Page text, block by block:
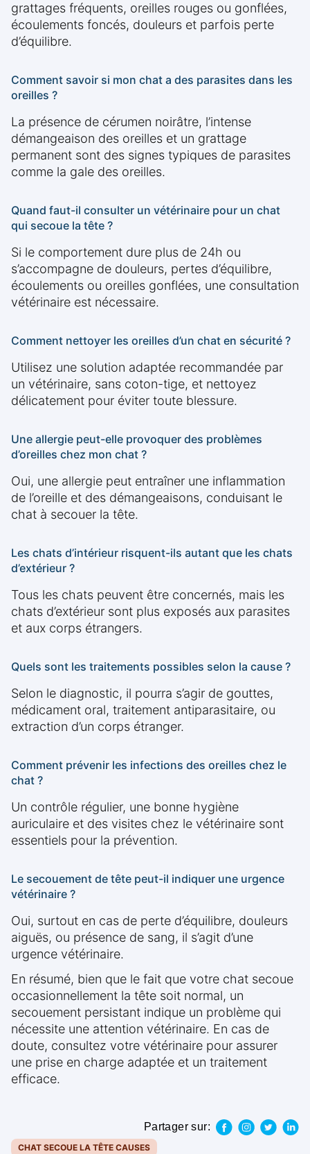
grattages fréquents, oreilles rouges ou gonflées,
écoulements foncés, douleurs et parfois perte
d’équilibre.
Comment savoir si mon chat a des parasites dans les
oreilles ?
La présence de cérumen noirâtre, l’intense
démangeaison des oreilles et un grattage
permanent sont des signes typiques de parasites
comme la gale des oreilles.
Quand faut-il consulter un vétérinaire pour un chat
qui secoue la tête ?
Si le comportement dure plus de 24h ou
s’accompagne de douleurs, pertes d’équilibre,
écoulements ou oreilles gonflées, une consultation
vétérinaire est nécessaire.
Comment nettoyer les oreilles d’un chat en sécurité ?
Utilisez une solution adaptée recommandée par
un vétérinaire, sans coton-tige, et nettoyez
délicatement pour éviter toute blessure.
Une allergie peut-elle provoquer des problèmes
d’oreilles chez mon chat ?
Oui, une allergie peut entraîner une inflammation
de l’oreille et des démangeaisons, conduisant le
chat à secouer la tête.
Les chats d’intérieur risquent-ils autant que les chats
d’extérieur ?
Tous les chats peuvent être concernés, mais les
chats d’extérieur sont plus exposés aux parasites
et aux corps étrangers.
Quels sont les traitements possibles selon la cause ?
Selon le diagnostic, il pourra s’agir de gouttes,
médicament oral, traitement antiparasitaire, ou
extraction d’un corps étranger.
Comment prévenir les infections des oreilles chez le
chat ?
Un contrôle régulier, une bonne hygiène
auriculaire et des visites chez le vétérinaire sont
essentiels pour la prévention.
Le secouement de tête peut-il indiquer une urgence
vétérinaire ?
Oui, surtout en cas de perte d’équilibre, douleurs
aiguës, ou présence de sang, il s’agit d’une
urgence vétérinaire.
En résumé, bien que le fait que votre chat secoue
occasionnellement la tête soit normal, un
secouement persistant indique un problème qui
nécessite une attention vétérinaire. En cas de
doute, consultez votre vétérinaire pour assurer
une prise en charge adaptée et un traitement
efficace.
Partager sur:
CHAT SECOUE LA TÊTE CAUSES